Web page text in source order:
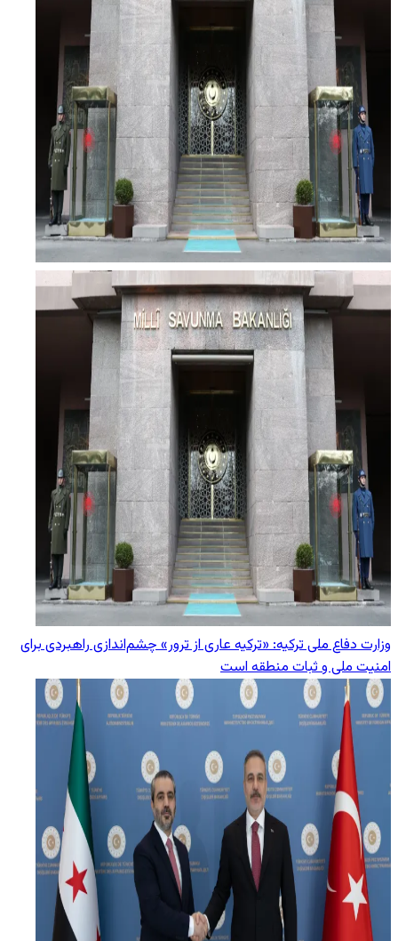
وزارت دفاع ملی ترکیه: «ترکیه عاری از ترور» چشم‌اندازی راهبردی برای
امنیت ملی و ثبات منطقه است